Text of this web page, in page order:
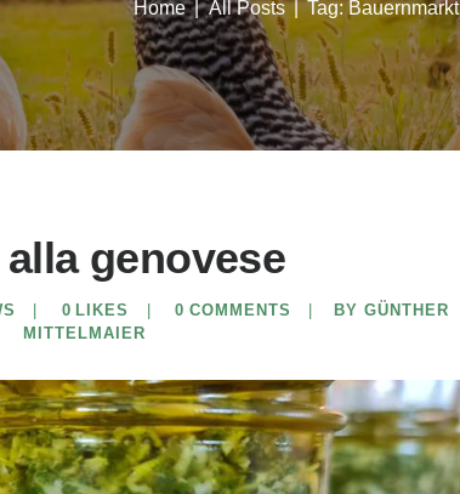
Home All Posts Tag: Bauernmarkt
genovese
0 LIKES 0 COMMENTS
BY GÜNTHER
MITTELMAIER